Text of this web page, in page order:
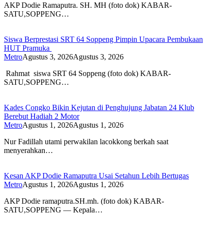
AKP Dodie Ramaputra. SH. MH (foto dok) KABAR-
SATU,SOPPENG…
Siswa Berprestasi SRT 64 Soppeng Pimpin Upacara Pembukaan
HUT Pramuka
MetroAgustus 3, 2026Agustus 3, 2026
Rahmat siswa SRT 64 Soppeng (foto dok) KABAR-
SATU,SOPPENG…
Kades Congko Bikin Kejutan di Penghujung Jabatan 24 Klub
Berebut Hadiah 2 Motor
MetroAgustus 1, 2026Agustus 1, 2026
Nur Fadillah utami perwakilan lacokkong berkah saat
menyerahkan…
Kesan AKP Dodie Ramaputra Usai Setahun Lebih Bertugas
MetroAgustus 1, 2026Agustus 1, 2026
AKP Dodie ramaputra.SH.mh. (foto dok) KABAR-
SATU,SOPPENG — Kepala…